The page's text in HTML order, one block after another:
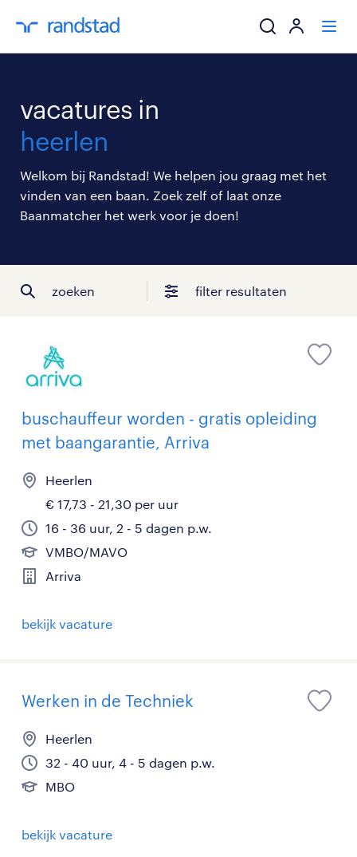
mijn carrière
over randstad
vacatures in
heerlen
Welkom bij Randstad! We helpen jou graag met het
vinden van een baan. Zoek zelf of laat onze
Baanmatcher het werk voor je doen!
zoeken filter resultaten
buschauffeur worden - gratis opleiding
met baangarantie, Arriva
Heerlen
€ 17,73 - 21,30 per uur
16 - 36 uur, 2 - 5 dagen p.w.
VMBO/MAVO
Arriva
bekijk vacature
Werken in de Techniek
Heerlen
32 - 40 uur, 4 - 5 dagen p.w.
MBO
bekijk vacature